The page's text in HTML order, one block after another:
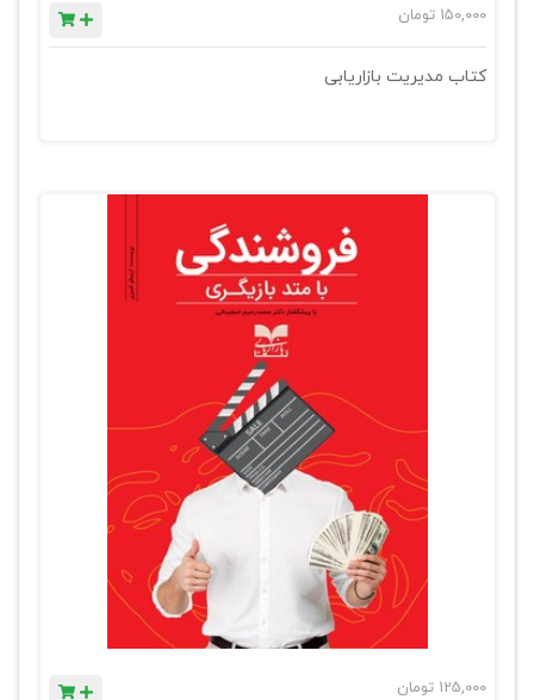
150,000 تومان
کتاب مدیریت بازاریابی
125,000 تومان